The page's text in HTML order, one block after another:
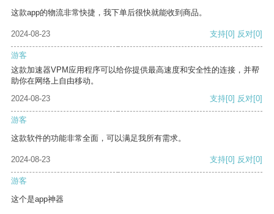
这款app的物流非常快捷，我下单后很快就能收到商品。
2024-08-23 支持[0] 反对[0]
游客
这款加速器VPM应用程序可以给你提供最高速度和安全性的连接，并帮
助你在网络上自由移动。
2024-08-23
支持[0] 反对[0]
游客
这款软件的功能非常全面，可以满足我所有需求。
2024-08-23 支持[0] 反对[0]
游客
这个是app神器